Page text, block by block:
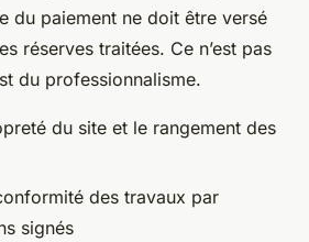
du paiement ne doit être versé
réserves traitées. Ce n’est pas
du professionnalisme.
du site et le rangement des
des travaux par
signés